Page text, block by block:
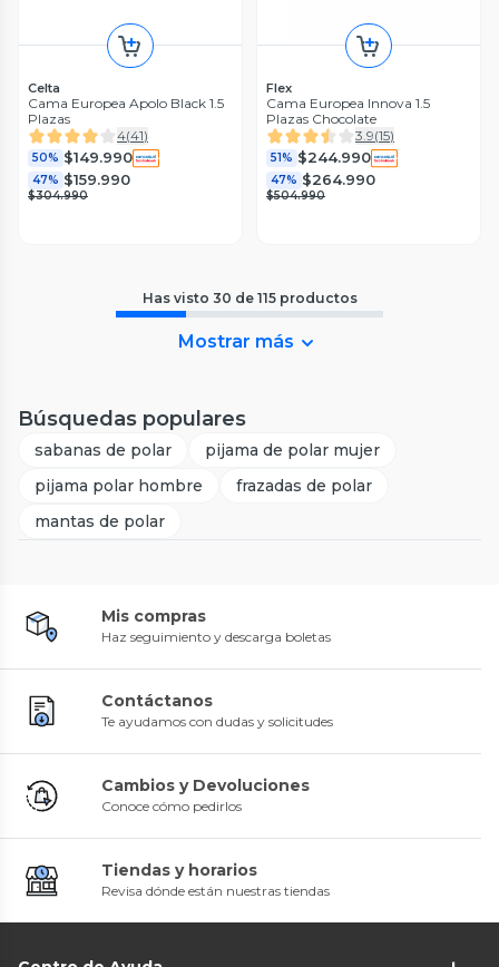
Celta
Cama Europea Apolo Black 1.5
Plazas
4(41)
50% $149.990
47% $159.990
$304.990
Flex
Cama Europea Innova 1.5
Plazas Chocolate
3.9(15)
51% $244.990
47% $264.990
$504.990
Has visto 30 de 115 productos
Mostrar más
Búsquedas populares
sabanas de polar
pijama de polar mujer
pijama polar hombre
frazadas de polar
mantas de polar
Mis compras
Haz seguimiento y descarga boletas
Contáctanos
Te ayudamos con dudas y solicitudes
Cambios y Devoluciones
Conoce cómo pedirlos
Tiendas y horarios
Revisa dónde están nuestras tiendas